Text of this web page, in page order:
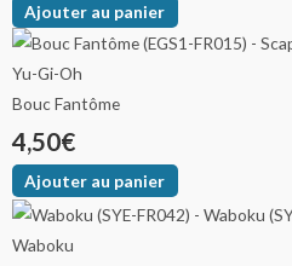
Ajouter au panier
Bouc Fantôme
4,50€
Ajouter au panier
Waboku